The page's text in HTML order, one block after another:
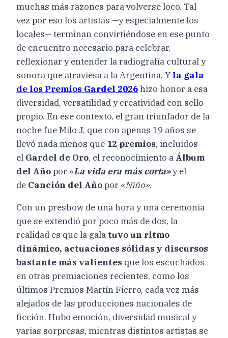
muchas más razones para volverse loco. Tal
vez por eso los artistas —y especialmente los
locales— terminan convirtiéndose en ese punto
de encuentro necesario para celebrar,
reflexionar y entender la radiografía cultural y
sonora que atraviesa a la Argentina. Y la gala
de los Premios Gardel 2026hizo honor a esa
diversidad, versatilidad y creatividad con sello
propio. En ese contexto, el gran triunfador de la
noche fue Milo J, que con apenas 19 años se
llevó nada menos que 12 premios, incluidos
el Gardel de Oro, el reconocimiento a Álbum
del Añopor «La vida era más corta»y el
de Canción del Añopor «Niño».
Con un preshow de una hora y una ceremonia
que se extendió por poco más de dos, la
realidad es que la gala tuvo un ritmo
dinámico, actuaciones sólidas y discursos
bastante más valientes que los escuchados
en otras premiaciones recientes, como los
últimos Premios Martín Fierro, cada vez más
alejados de las producciones nacionales de
ficción. Hubo emoción, diversidad musical y
varias sorpresas, mientras distintos artistas se